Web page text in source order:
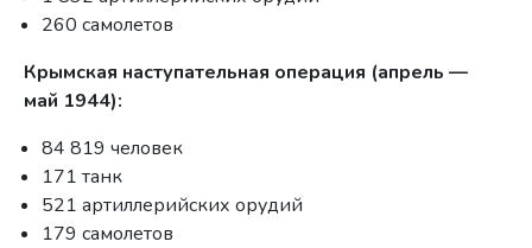
260 самолетов
Крымская наступательная операция (апрель —
май 1944):
84 819 человек
171 танк
521 артиллерийских орудий
179 самолетов